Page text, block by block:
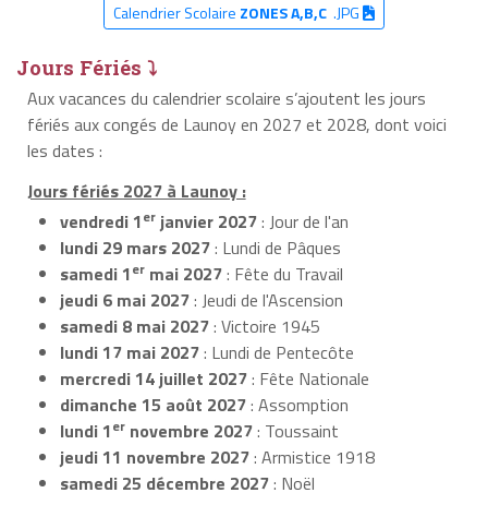
Calendrier Scolaire ZONES A,B,C.JPG
Jours Fériés ⤵
Aux vacances du calendrier scolaire s’ajoutent les jours
fériés aux congés de Launoy en 2027 et 2028, dont voici
les dates :
Jours fériés 2027 à Launoy :
vendredi 1er janvier 2027: Jour de l'an
lundi 29 mars 2027: Lundi de Pâques
samedi 1er mai 2027: Fête du Travail
jeudi 6 mai 2027: Jeudi de l'Ascension
samedi 8 mai 2027: Victoire 1945
lundi 17 mai 2027: Lundi de Pentecôte
mercredi 14 juillet 2027: Fête Nationale
dimanche 15 août 2027: Assomption
lundi 1er novembre 2027: Toussaint
jeudi 11 novembre 2027: Armistice 1918
samedi 25 décembre 2027: Noël